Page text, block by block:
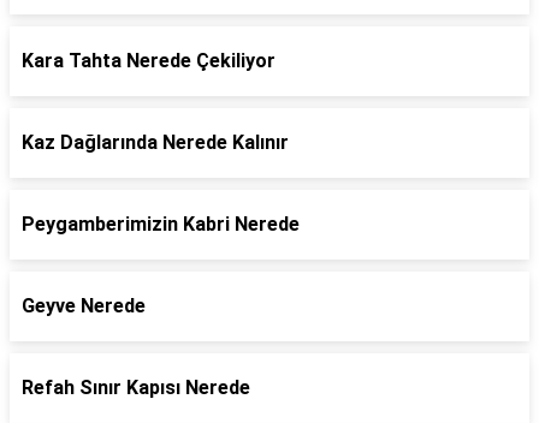
Kara Tahta Nerede Çekiliyor
Kaz Dağlarında Nerede Kalınır
Peygamberimizin Kabri Nerede
Geyve Nerede
Refah Sınır Kapısı Nerede